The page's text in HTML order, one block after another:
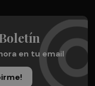
en tu email